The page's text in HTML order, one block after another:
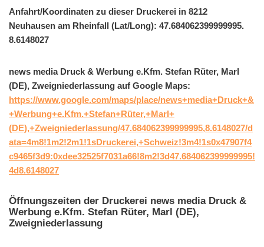
Anfahrt/Koordinaten zu dieser Druckerei in 8212
Neuhausen am Rheinfall (Lat/Long): 47.684062399999995.
8.6148027
news media Druck & Werbung e.Kfm. Stefan Rüter, Marl
(DE), Zweigniederlassung auf Google Maps:
https://www.google.com/maps/place/news+media+Druck+&
+Werbung+e.Kfm.+Stefan+Rüter,+Marl+
(DE),+Zweigniederlassung/47.684062399999995,8.6148027/d
ata=4m8!1m2!2m1!1sDruckerei,+Schweiz!3m4!1s0x47907f4
c9465f3d9:0xdee32525f7031a66!8m2!3d47.684062399999995!
4d8.6148027
Öffnungszeiten der Druckerei news media Druck &
Werbung e.Kfm. Stefan Rüter, Marl (DE),
Zweigniederlassung